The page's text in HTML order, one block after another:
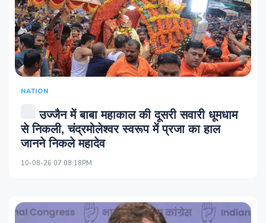
NATION
उज्जैन में बाबा महाकाल की दूसरी सवारी धूमधाम
से निकली, चंद्रमोलेश्वर स्वरूप में प्रजा का हाल
जानने निकले महादेव
10-08-26 07:08:18PM